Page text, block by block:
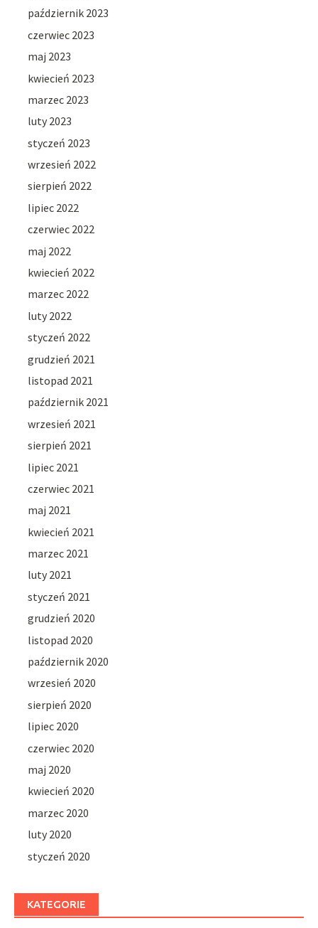
październik 2023
czerwiec 2023
maj 2023
kwiecień 2023
marzec 2023
luty 2023
styczeń 2023
wrzesień 2022
sierpień 2022
lipiec 2022
czerwiec 2022
maj 2022
kwiecień 2022
marzec 2022
luty 2022
styczeń 2022
grudzień 2021
listopad 2021
październik 2021
wrzesień 2021
sierpień 2021
lipiec 2021
czerwiec 2021
maj 2021
kwiecień 2021
marzec 2021
luty 2021
styczeń 2021
grudzień 2020
listopad 2020
październik 2020
wrzesień 2020
sierpień 2020
lipiec 2020
czerwiec 2020
maj 2020
kwiecień 2020
marzec 2020
luty 2020
styczeń 2020
KATEGORIE